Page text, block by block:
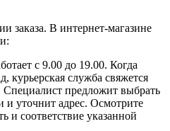
заказа. В интернет-магазине
с 9.00 до 19.00. Когда
курьерская служба свяжется
Специалист предложит выбрать
и уточнит адрес. Осмотрите
и соответствие указанной